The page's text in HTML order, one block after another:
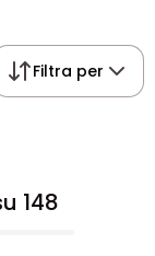
Filtra per
148